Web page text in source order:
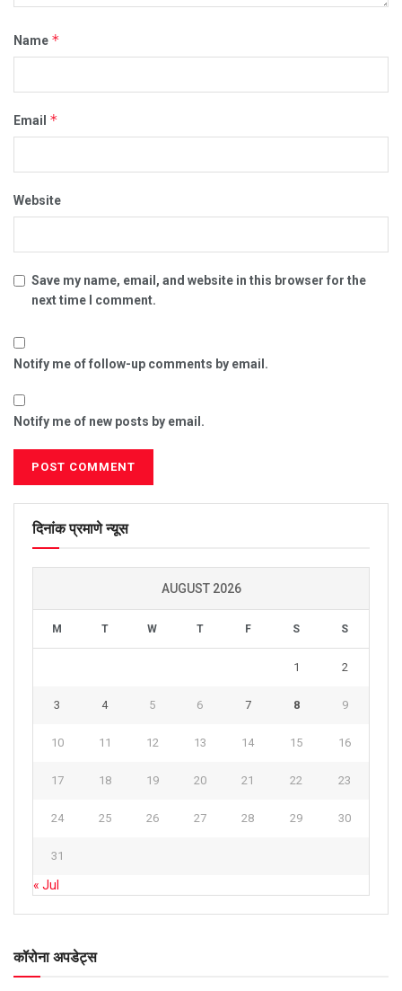
Name *
Email *
Website
Save my name, email, and website in this browser for the
next time I comment.
Notify me of follow-up comments by email.
Notify me of new posts by email.
दिनांक प्रमाणे न्यूस
AUGUST 2026
M T W T F S S
1 2
3 4 5 6 7 8 9
10 11 12 13 14 15 16
17 18 19 20 21 22 23
24 25 26 27 28 29 30
31
« Jul
कॉरोना अपडेट्स